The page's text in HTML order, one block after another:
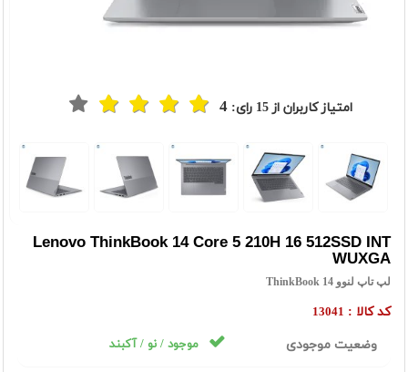
امتیاز کاربران از15 رای: 4
Lenovo ThinkBook 14 Core 5 210H 16 512SSD INT
WUXGA
لپ تاپ لنوو ThinkBook 14
کد کالا : 13041
وضعیت موجودی موجود / نو / آکبند